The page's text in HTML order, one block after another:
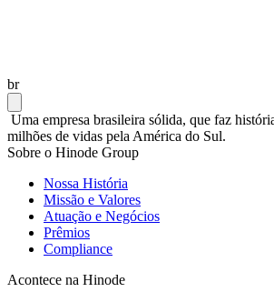
br
Uma empresa brasileira sólida, que faz
milhões de vidas pela América do Sul.
Sobre o Hinode Group
Nossa História
Missão e Valores
Atuação e Negócios
Prêmios
Compliance
Acontece na Hinode